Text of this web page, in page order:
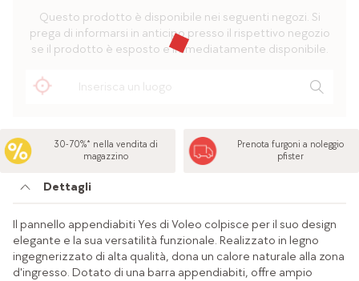
Questo prodotto è disponibile nei seguenti negozi. Si
prega di informarsi in anticipo presso il rispettivo negozio
se il prodotto è esposto e immediatamente disponibile.
30-70%* nella vendita di
magazzino
Prenota furgoni a noleggio
pfister
Dettagli
Il pannello appendiabiti Yes di Voleo colpisce per il suo design
elegante e la sua versatilità funzionale. Realizzato in legno
ingegnerizzato di alta qualità, dona un calore naturale alla zona
d'ingresso. Dotato di una barra appendiabiti, offre ampio